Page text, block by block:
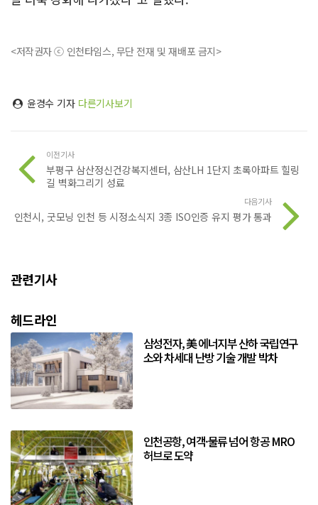
<저작권자 ⓒ 인천타임스, 무단 전재 및 재배포 금지>
윤경수 기자 다른기사보기
이전기사
부평구 삼산정신건강복지센터, 삼산LH 1단지 초록아파트 힐링
길 벽화그리기 성료
다음기사
인천시, 굿모닝 인천 등 시정소식지 3종 ISO인증 유지 평가 통과
관련기사
헤드라인
삼성전자, 美 에너지부 산하 국립연구
소와 차세대 난방 기술 개발 박차
인천공항, 여객·물류 넘어 항공 MRO
허브로 도약